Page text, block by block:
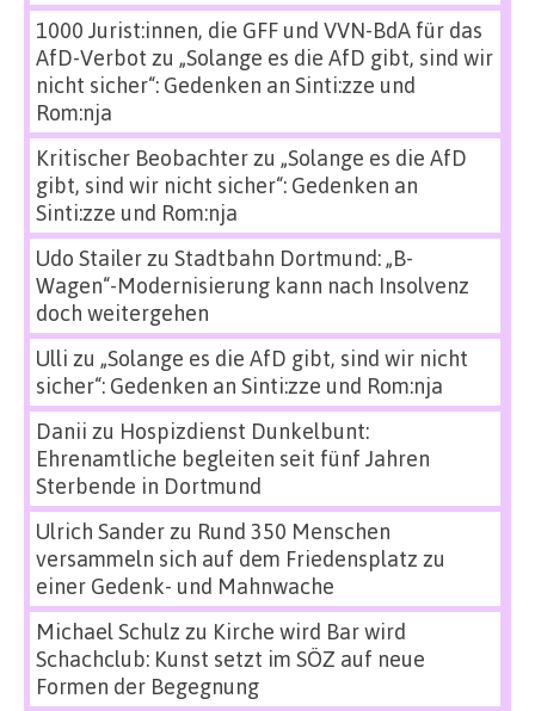
1000 Jurist:innen, die GFF und VVN-BdA für das
AfD-Verbot zu „Solange es die AfD gibt, sind wir
nicht sicher“: Gedenken an Sinti:zze und
Rom:nja
Kritischer Beobachterzu „Solange es die AfD
gibt, sind wir nicht sicher“: Gedenken an
Sinti:zze und Rom:nja
Udo Stailerzu Stadtbahn Dortmund: „B-
Wagen“-Modernisierung kann nach Insolvenz
doch weitergehen
Ulli zu „Solange es die AfD gibt, sind wir nicht
sicher“: Gedenken an Sinti:zze und Rom:nja
Danii zu Hospizdienst Dunkelbunt:
Ehrenamtliche begleiten seit fünf Jahren
Sterbende in Dortmund
Ulrich Sanderzu Rund 350 Menschen
versammeln sich auf dem Friedensplatz zu
einer Gedenk- und Mahnwache
Michael Schulz zu Kirche wird Bar wird
Schachclub: Kunst setzt im SÖZ auf neue
Formen der Begegnung